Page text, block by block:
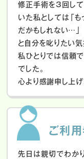
修正手術を3回し
いた私としては「
だかもしれない…」
と自分を叱りたい気
私ひとりでは信頼
でした。
心より感謝申し上げ
ご利
先日は親切でわか